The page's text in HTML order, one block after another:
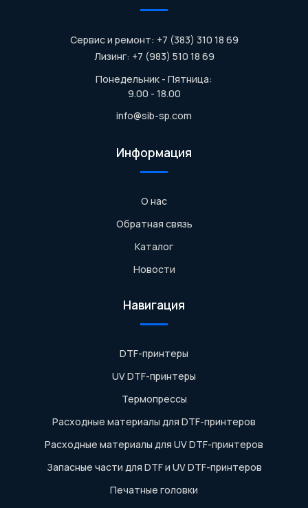
Сервис и ремонт: +7 (383) 310 18 69
Лизинг: +7 (983) 510 18 69
Понедельник - Пятница:
9.00 - 18.00
info@sib-sp.com
Информация
О нас
Обратная связь
Каталог
Новости
Навигация
DTF-принтеры
UV DTF-принтеры
Термопрессы
Расходные материалы для DTF-принтеров
Расходные материалы для UV DTF-принтеров
Запасные части для DTF и UV DTF-принтеров
Печатные головки